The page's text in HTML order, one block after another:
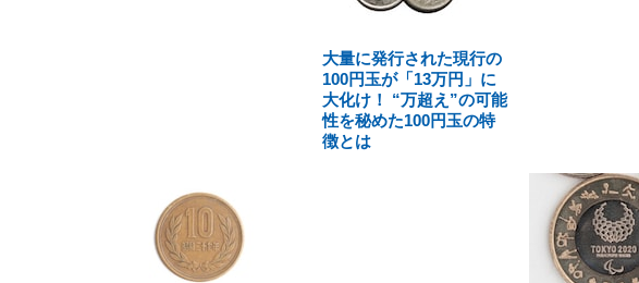
大量に発行された現行の
100円玉が「13万円」に
大化け！ “万超え”の可能
性を秘めた100円玉の特
徴とは